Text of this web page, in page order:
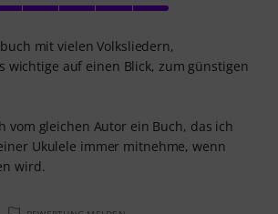
mit vielen Volksliedern,
wichtige auf einen Blick, zum günstigen
vom gleichen Autor ein Buch, das ich
Ukulele immer mitnehme, wenn
wird.